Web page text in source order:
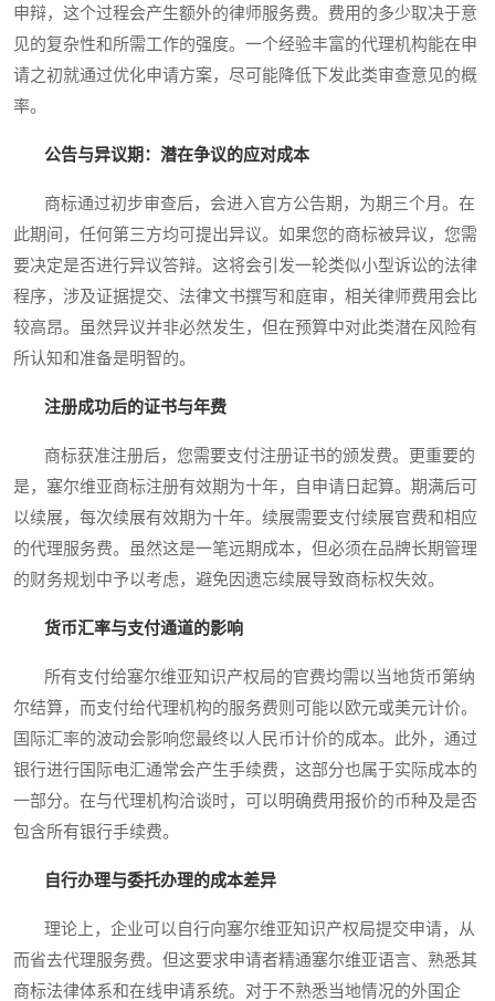
申辩，这个过程会产生额外的律师服务费。费用的多少取决于意
见的复杂性和所需工作的强度。一个经验丰富的代理机构能在申
请之初就通过优化申请方案，尽可能降低下发此类审查意见的概
率。
公告与异议期：潜在争议的应对成本
商标通过初步审查后，会进入官方公告期，为期三个月。在
此期间，任何第三方均可提出异议。如果您的商标被异议，您需
要决定是否进行异议答辩。这将会引发一轮类似小型诉讼的法律
程序，涉及证据提交、法律文书撰写和庭审，相关律师费用会比
较高昂。虽然异议并非必然发生，但在预算中对此类潜在风险有
所认知和准备是明智的。
注册成功后的证书与年费
商标获准注册后，您需要支付注册证书的颁发费。更重要的
是，塞尔维亚商标注册有效期为十年，自申请日起算。期满后可
以续展，每次续展有效期为十年。续展需要支付续展官费和相应
的代理服务费。虽然这是一笔远期成本，但必须在品牌长期管理
的财务规划中予以考虑，避免因遗忘续展导致商标权失效。
货币汇率与支付通道的影响
所有支付给塞尔维亚知识产权局的官费均需以当地货币第纳
尔结算，而支付给代理机构的服务费则可能以欧元或美元计价。
国际汇率的波动会影响您最终以人民币计价的成本。此外，通过
银行进行国际电汇通常会产生手续费，这部分也属于实际成本的
一部分。在与代理机构洽谈时，可以明确费用报价的币种及是否
包含所有银行手续费。
自行办理与委托办理的成本差异
理论上，企业可以自行向塞尔维亚知识产权局提交申请，从
而省去代理服务费。但这要求申请者精通塞尔维亚语言、熟悉其
商标法律体系和在线申请系统。对于不熟悉当地情况的外国企